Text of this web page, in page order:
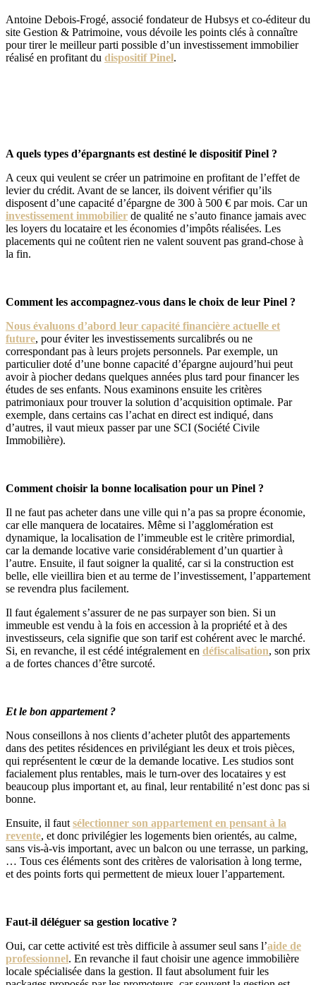
Antoine Debois-Frogé, associé fondateur de Hubsys et co-éditeur du
site Gestion & Patrimoine, vous dévoile les points clés à connaître
pour tirer le meilleur parti possible d’un investissement immobilier
réalisé en profitant du dispositif Pinel.
A quels types d’épargnants est destiné le dispositif Pinel ?
A ceux qui veulent se créer un patrimoine en profitant de l’effet de
levier du crédit. Avant de se lancer, ils doivent vérifier qu’ils
disposent d’une capacité d’épargne de 300 à 500 € par mois. Car un
investissement immobilier de qualité ne s’auto finance jamais avec
les loyers du locataire et les économies d’impôts réalisées. Les
placements qui ne coûtent rien ne valent souvent pas grand-chose à
la fin.
Comment les accompagnez-vous dans le choix de leur Pinel ?
Nous évaluons d’abord leur capacité financière actuelle et
future, pour éviter les investissements surcalibrés ou ne
correspondant pas à leurs projets personnels. Par exemple, un
particulier doté d’une bonne capacité d’épargne aujourd’hui peut
avoir à piocher dedans quelques années plus tard pour financer les
études de ses enfants. Nous examinons ensuite les critères
patrimoniaux pour trouver la solution d’acquisition optimale. Par
exemple, dans certains cas l’achat en direct est indiqué, dans
d’autres, il vaut mieux passer par une SCI (Société Civile
Immobilière).
Comment choisir la bonne localisation pour un Pinel ?
Il ne faut pas acheter dans une ville qui n’a pas sa propre économie,
car elle manquera de locataires. Même si l’agglomération est
dynamique, la localisation de l’immeuble est le critère primordial,
car la demande locative varie considérablement d’un quartier à
l’autre. Ensuite, il faut soigner la qualité, car si la construction est
belle, elle vieillira bien et au terme de l’investissement, l’appartement
se revendra plus facilement.
Il faut également s’assurer de ne pas surpayer son bien. Si un
immeuble est vendu à la fois en accession à la propriété et à des
investisseurs, cela signifie que son tarif est cohérent avec le marché.
Si, en revanche, il est cédé intégralement en défiscalisation, son prix
a de fortes chances d’être surcoté.
Et le bon appartement ?
Nous conseillons à nos clients d’acheter plutôt des appartements
dans des petites résidences en privilégiant les deux et trois pièces,
qui représentent le cœur de la demande locative. Les studios sont
facialement plus rentables, mais le turn-over des locataires y est
beaucoup plus important et, au final, leur rentabilité n’est donc pas si
bonne.
Ensuite, il faut sélectionner son appartement en pensant à la
revente, et donc privilégier les logements bien orientés, au calme,
sans vis-à-vis important, avec un balcon ou une terrasse, un parking,
… Tous ces éléments sont des critères de valorisation à long terme,
et des points forts qui permettent de mieux louer l’appartement.
Faut-il déléguer sa gestion locative ?
Oui, car cette activité est très difficile à assumer seul sans l’aide de
professionnel. En revanche il faut choisir une agence immobilière
locale spécialisée dans la gestion. Il faut absolument fuir les